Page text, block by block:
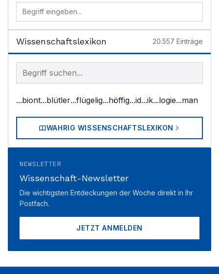
Wissenschaftslexikon 20.557 Einträge
Begriff im Lexikon suchen
...biont...blütler...flügelig...höffig...id...ik...logie...man
WAHRIG WISSENSCHAFTSLEXIKON
NEWSLETTER
Wissenschaft-Newsletter
Die wichtigsten Entdeckungen der Woche direkt in Ihr
Postfach.
JETZT ANMELDEN